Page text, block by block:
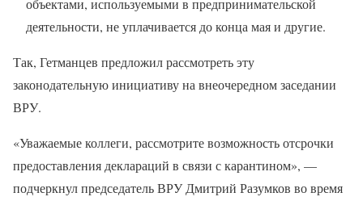
объектами, используемыми в предпринимательской
деятельности, не уплачивается до конца мая и другие.
Так, Гетманцев предложил рассмотреть эту
законодательную инициативу на внеочередном заседании
ВРУ.
«Уважаемые коллеги, рассмотрите возможность отсрочки
предоставления деклараций в связи с карантином», —
подчеркнул председатель ВРУ Дмитрий Разумков во время